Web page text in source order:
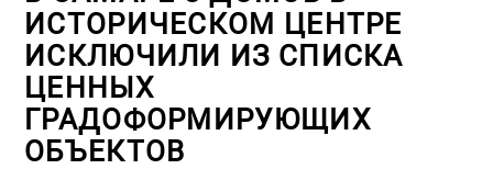
ИСТОРИЧЕСКОМ ЦЕНТРЕ
ИСКЛЮЧИЛИ ИЗ СПИСКА
ЦЕННЫХ
ГРАДОФОРМИРУЮЩИХ
ОБЪЕКТОВ